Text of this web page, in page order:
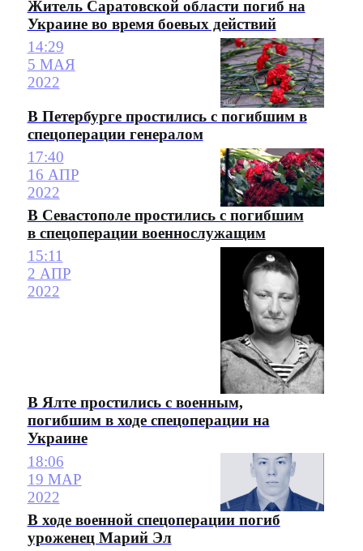
Житель Саратовской области погиб на
Украине во время боевых действий
14:29
5 МАЯ
2022
В Петербурге простились с погибшим в
спецоперации генералом
17:40
16 АПР
2022
В Севастополе простились с погибшим
в спецоперации военнослужащим
15:11
2 АПР
2022
В Ялте простились с военным,
погибшим в ходе спецоперации на
Украине
18:06
19 МАР
2022
В ходе военной спецоперации погиб
уроженец Марий Эл